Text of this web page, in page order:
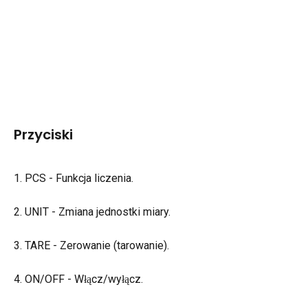
Przyciski
1. PCS - Funkcja liczenia.
2. UNIT - Zmiana jednostki miary.
3. TARE - Zerowanie (tarowanie).
4. ON/OFF - Włącz/wyłącz.